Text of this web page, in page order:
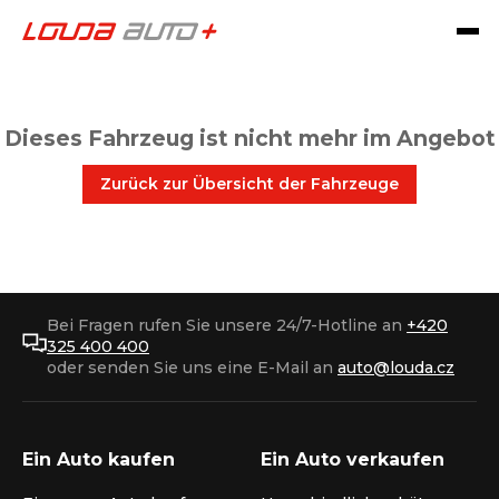
Dieses Fahrzeug ist nicht mehr im Angebot
Zurück zur Übersicht der Fahrzeuge
Bei Fragen rufen Sie unsere 24/7-Hotline an +420
325 400 400
oder senden Sie uns eine E-Mail an auto@louda.cz
Ein Auto kaufen Ein Auto verkaufen